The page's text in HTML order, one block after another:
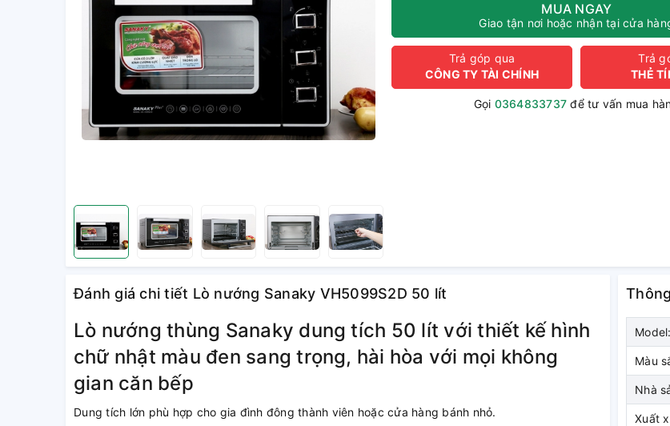
MUA NGAY
Giao tận nơi hoặc nhận tại cửa
Trả góp qua
CÔNG TY TÀI CHÍNH
Trả
THẺ
Gọi 0364833737 để tư vấn mua
Đánh giá chi tiết Lò nướng Sanaky VH5099S2D 50 lít
Lò nướng thùng Sanaky dung tích 50 lít với thiết kế hình
chữ nhật màu đen sang trọng, hài hòa với mọi không
gian căn bếp
Dung tích lớn phù hợp cho gia đình đông thành viên hoặc cửa hàng bánh nhỏ.
Model:
Màu
Nhà
Xuất